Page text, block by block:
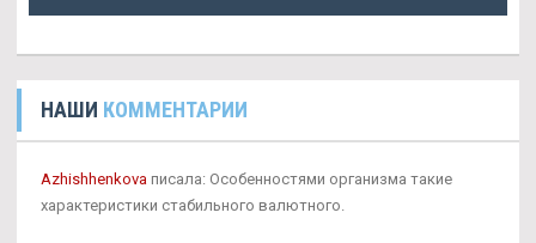
НАШИ КОММЕНТАРИИ
Azhishhenkova писала: Особенностями организма такие
характеристики стабильного валютного.